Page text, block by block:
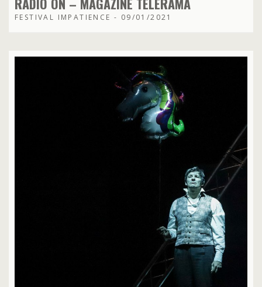
FESTIVAL IMPATIENCE - 09/01/2021